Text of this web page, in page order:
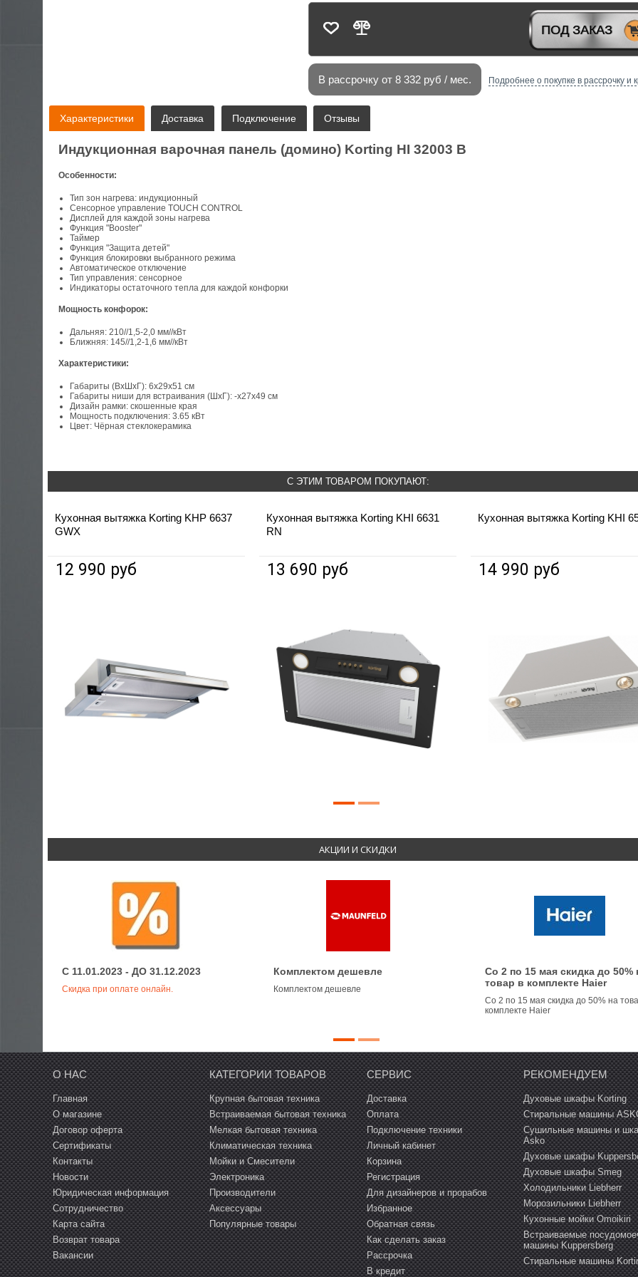
AV-ресиверы ПОД ЗАКАЗ
В рассрочку от 8 332 руб / мес. Подробнее о покупке в рассрочку и
Характеристики Доставка Подключение Отзывы
Индукционная варочная панель (домино) Korting HI 32003 B
Особенности:
Тип зон нагрева: индукционный
Сенсорное управление TOUCH CONTROL
Дисплей для каждой зоны нагрева
Функция "Booster"
Таймер
Функция "Защита детей"
Функция блокировки выбранного режима
Автоматическое отключение
Тип управления: сенсорное
Индикаторы остаточного тепла для каждой конфорки
Мощность конфорок:
Дальняя: 210//1,5-2,0 мм//кВт
Ближняя: 145//1,2-1,6 мм//кВт
Характеристики:
Габариты (ВхШхГ): 6х29х51 см
Габариты ниши для встраивания (ШхГ): -х27х49 см
Дизайн рамки: скошенные края
Мощность подключения: 3.65 кВт
Цвет: Чёрная стеклокерамика
С ЭТИМ ТОВАРОМ ПОКУПАЮТ:
Кухонная вытяжка Korting KHP 6637
GWX
12 990 руб
Кухонная вытяжка Korting KHI 6631
RN
13 690 руб
Кухонная вытяжка Korting KHI
14 990 руб
АКЦИИ И СКИДКИ
C 11.01.2023 - ДО 31.12.2023
Скидка при оплате онлайн.
Комплектом дешевле
Комплектом дешевле
Со 2 по 15 мая скидка до 50%
товар в комплекте Haier
Со 2 по 15 мая скидка до 50% на
комплекте Haier
О НАС
Главная
О магазине
Договор оферта
Сертификаты
Контакты
Новости
Юридическая информация
Сотрудничество
Карта сайта
Возврат товара
Вакансии
КАТЕГОРИИ ТОВАРОВ
Крупная бытовая техника
Встраиваемая бытовая техника
Мелкая бытовая техника
Климатическая техника
Мойки и Смесители
Электроника
Производители
Аксессуары
Популярные товары
СЕРВИС
Доставка
Оплата
Подключение техники
Личный кабинет
Корзина
Регистрация
Для дизайнеров и прорабов
Избранное
Обратная связь
Как сделать заказ
Рассрочка
В кредит
РЕКОМЕНДУЕМ
Духовые шкафы Korting
Стиральные машины
Сушильные машины и
Asko
Духовые шкафы
Духовые шкафы Smeg
Холодильники Liebherr
Морозильники Liebherr
Кухонные мойки Omoikiri
Встраиваемые
машины Kuppersberg
Cтиральные машины